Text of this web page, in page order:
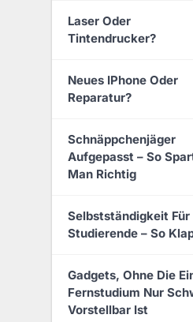
Laser Oder
Tintendrucker?
Neues IPhone Oder
Reparatur?
Schnäppchenjäger
Aufgepasst – So
Man Richtig
Selbstständigkeit Für
Studierende – So
Gadgets, Ohne Die
Fernstudium Nur
Vorstellbar Ist